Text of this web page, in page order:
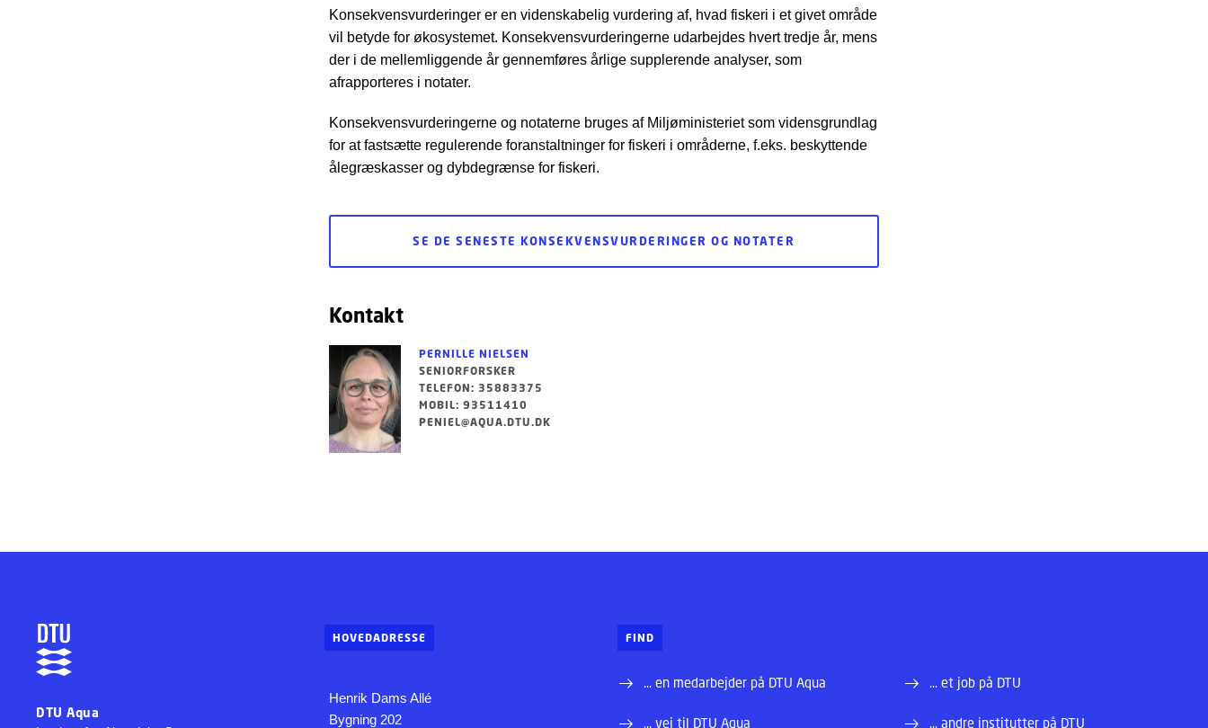
Konsekvensvurderinger er en videnskabelig vurdering af, hvad fiskeri i et givet område
vil betyde for økosystemet. Konsekvensvurderingerne udarbejdes hvert tredje år, mens
der i de mellemliggende år gennemføres årlige supplerende analyser, som
afrapporteres i notater.
Konsekvensvurderingerne og notaterne bruges af Miljøministeriet som vidensgrundlag
for at fastsætte regulerende foranstaltninger for fiskeri i områderne, f.eks. beskyttende
ålegræskasser og dybdegrænse for fiskeri.
SE DE SENESTE KONSEKVENSVURDERINGER OG NOTATER
Kontakt
PERNILLE NIELSEN
SENIORFORSKER
TELEFON: 35883375
MOBIL: 93511410
PENIEL@AQUA.DTU.DK
DTU Aqua
HOVEDADRESSE
Henrik Dams Allé
Bygning 202
FIND
... en medarbejder på DTU Aqua
... vej til DTU Aqua
... et job på DTU
... andre institutter på DTU